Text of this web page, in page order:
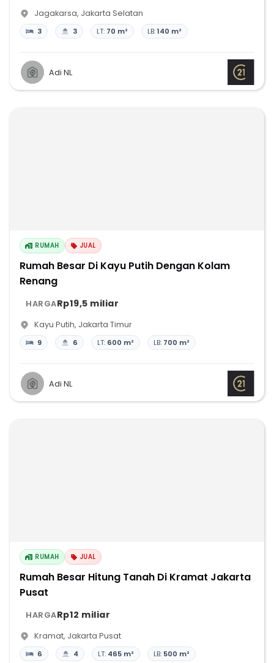
Jagakarsa, Jakarta Selatan
3 3 LT: 70 m² LB:140 m²
Adi NL
RUMAH JUAL
Rumah Besar Di Kayu Putih Dengan Kolam
Renang
HARGARp19,5 miliar
Kayu Putih, Jakarta Timur
9 6 LT: 600 m² LB: 700 m²
Adi NL
RUMAH JUAL
Rumah Besar Hitung Tanah Di Kramat Jakarta
Pusat
HARGARp12 miliar
Kramat, Jakarta Pusat
6 4 LT: 465 m² LB: 500 m²